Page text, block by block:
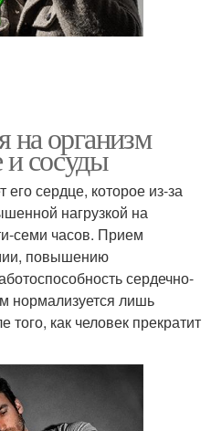
на организм
и сосуды
его сердце, которое из-за
нагрузкой на
семи часов. Прием
повышению
сердечно-
нормализуется лишь
того, как человек прекратит